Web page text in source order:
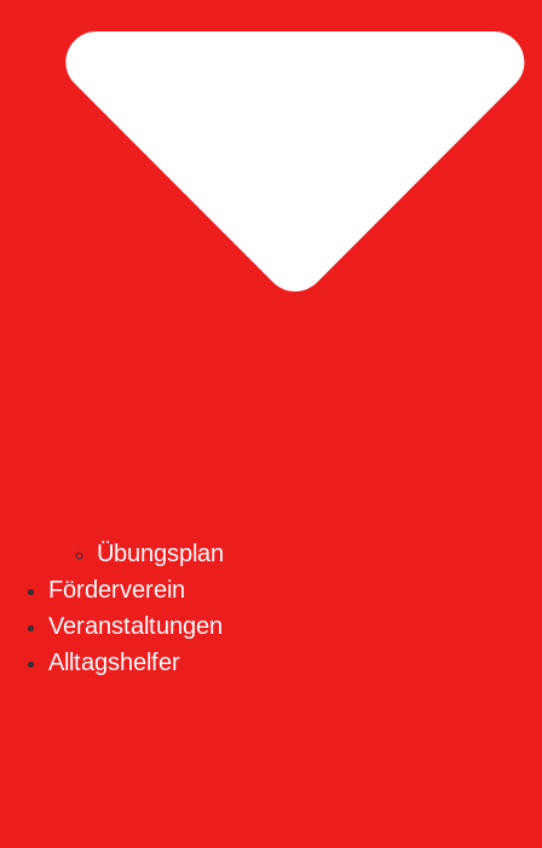
Übungsplan
Förderverein
Veranstaltungen
Alltagshelfer